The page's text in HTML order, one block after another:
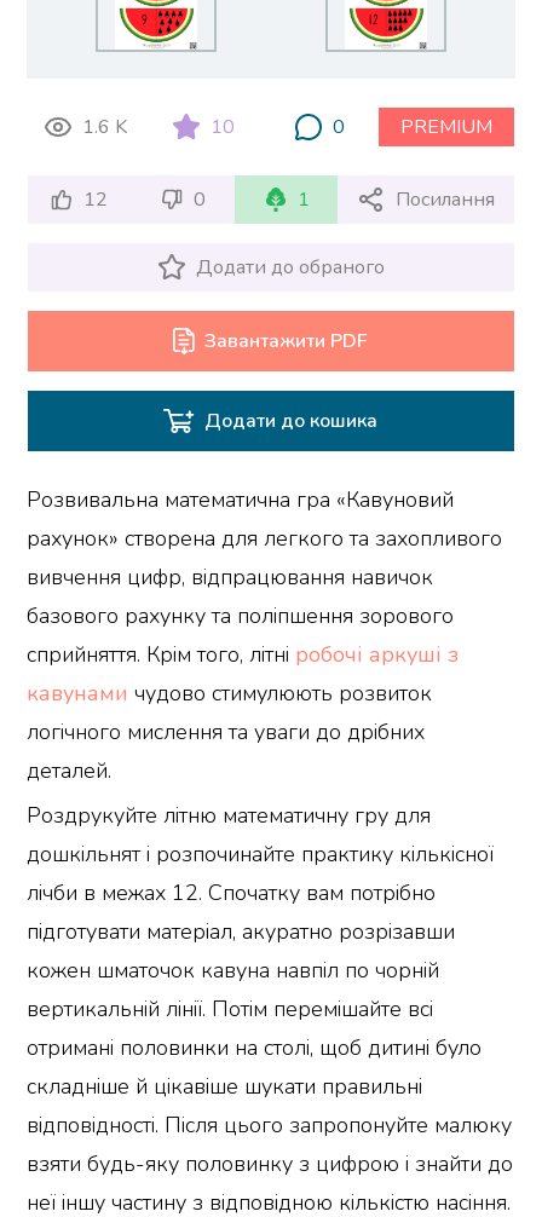
1.6 K 10 0 PREMIUM
12 0 1 Посилання
Додати до обраного
Завантажити PDF
Додати до кошика
Розвивальна математична гра «Кавуновий
рахунок» створена для легкого та захопливого
вивчення цифр, відпрацювання навичок
базового рахунку та поліпшення зорового
сприйняття. Крім того, літні робочі аркуші з
кавунами чудово стимулюють розвиток
логічного мислення та уваги до дрібних
деталей.
Роздрукуйте літню математичну гру для
дошкільнят і розпочинайте практику кількісної
лічби в межах 12. Спочатку вам потрібно
підготувати матеріал, акуратно розрізавши
кожен шматочок кавуна навпіл по чорній
вертикальній лінії. Потім перемішайте всі
отримані половинки на столі, щоб дитині було
складніше й цікавіше шукати правильні
відповідності. Після цього запропонуйте малюку
взяти будь-яку половинку з цифрою і знайти до
неї іншу частину з відповідною кількістю насіння.